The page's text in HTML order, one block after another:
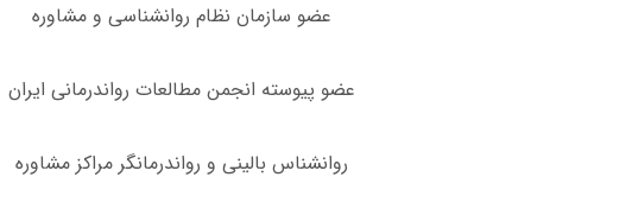
عضو سازمان نظام روانشناسی و مشاوره‌
عضو پیوسته انجمن مطالعات رواندرمانی ایران
روانشناس بالینی و رواندرمانگر مراکز مشاوره‌